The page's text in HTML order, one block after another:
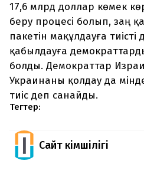
17,6 млрд доллар көмек
беру процесі болып, заң
пакетін мақұлдауға
қабылдауға
болды. Демократтар
Украинаны қолдау да
тиіс деп санайды.
Тегтер:
Сайт Әкімшілігі